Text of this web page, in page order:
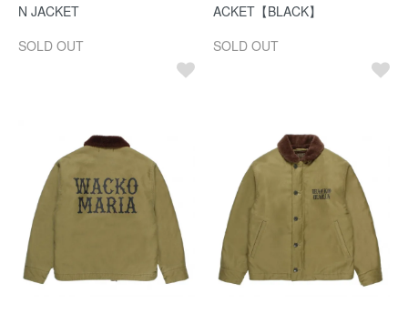
N JACKET
SOLD OUT
ACKET【BLACK】
SOLD OUT